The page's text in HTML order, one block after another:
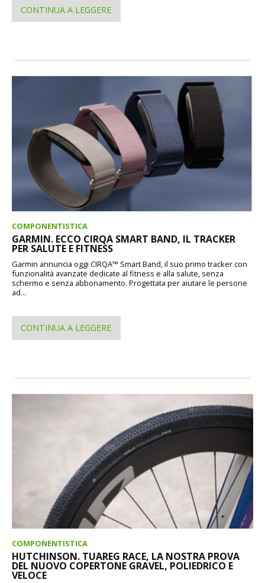
CONTINUA A LEGGERE
COMPONENTISTICA
GARMIN. ECCO CIRQA SMART BAND, IL TRACKER
PER SALUTE E FITNESS
Garmin annuncia oggi CIRQA™ Smart Band, il suo primo tracker con
funzionalità avanzate dedicate al fitness e alla salute, senza
schermo e senza abbonamento. Progettata per aiutare le persone
ad...
CONTINUA A LEGGERE
COMPONENTISTICA
HUTCHINSON. TUAREG RACE, LA NOSTRA PROVA
DEL NUOVO COPERTONE GRAVEL, POLIEDRICO E
VELOCE